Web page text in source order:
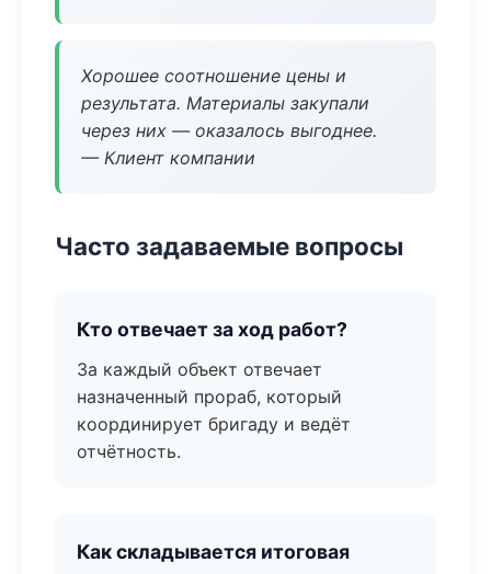
Хорошее соотношение цены и
результата. Материалы закупали
через них — оказалось выгоднее.
— Клиент компании
Часто задаваемые вопросы
Кто отвечает за ход работ?
За каждый объект отвечает
назначенный прораб, который
координирует бригаду и ведёт
отчётность.
Как складывается итоговая